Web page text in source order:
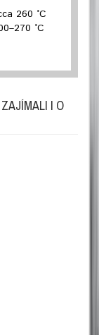
260 °C
°C
I O